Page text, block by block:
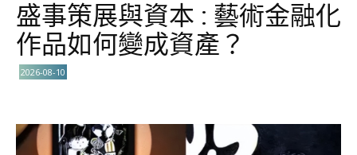
盛事策展與資本 : 藝術金融化
作品如何變成資產？
2026-08-10